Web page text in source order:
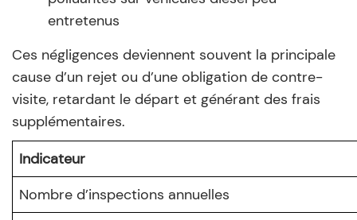
entretenus
Ces négligences deviennent souvent la principale
cause d’un rejet ou d’une obligation de contre-
visite, retardant le départ et générant des frais
supplémentaires.
Indicateur
Nombre d’inspections annuelles